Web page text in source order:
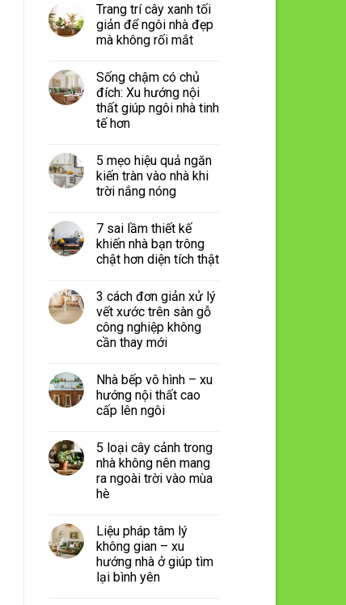
Trang trí cây xanh tối
giản để ngôi nhà đẹp
mà không rối mắt
Sống chậm có chủ
đích: Xu hướng nội
thất giúp ngôi nhà tinh
tế hơn
5 mẹo hiệu quả ngăn
kiến tràn vào nhà khi
trời nắng nóng
7 sai lầm thiết kế
khiến nhà bạn trông
chật hơn diện tích thật
3 cách đơn giản xử lý
vết xước trên sàn gỗ
công nghiệp không
cần thay mới
Nhà bếp vô hình – xu
hướng nội thất cao
cấp lên ngôi
5 loại cây cảnh trong
nhà không nên mang
ra ngoài trời vào mùa
hè
Liệu pháp tâm lý
không gian – xu
hướng nhà ở giúp tìm
lại bình yên